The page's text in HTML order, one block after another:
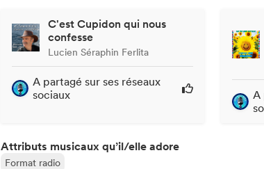
C'est Cupidon qui nous
confesse
Lucien Séraphin Ferlita
A partagé sur ses réseaux
sociaux
A
Attributs musicaux qu’il/elle adore
Format radio